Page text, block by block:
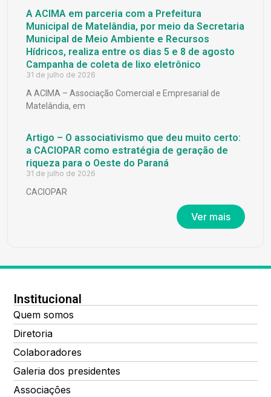
A ACIMA em parceria com a Prefeitura
Municipal de Matelândia, por meio da Secretaria
Municipal de Meio Ambiente e Recursos
Hídricos, realiza entre os dias 5 e 8 de agosto
Campanha de coleta de lixo eletrônico
31 de julho de 2026
A ACIMA – Associação Comercial e Empresarial de
Matelândia, em
Artigo – O associativismo que deu muito certo:
a CACIOPAR como estratégia de geração de
riqueza para o Oeste do Paraná
31 de julho de 2026
CACIOPAR
Ver mais
Institucional
Quem somos
Diretoria
Colaboradores
Galeria dos presidentes
Associações